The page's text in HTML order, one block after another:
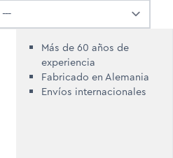
Más de 60 años de
experiencia
Fabricado en Alemania
Envíos internacionales